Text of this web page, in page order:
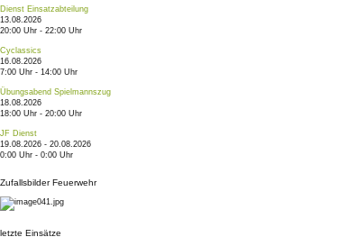
Dienst Einsatzabteilung
13.08.2026
20:00 Uhr - 22:00 Uhr
Cyclassics
16.08.2026
7:00 Uhr - 14:00 Uhr
Übungsabend Spielmannszug
18.08.2026
18:00 Uhr - 20:00 Uhr
JF Dienst
19.08.2026 - 20.08.2026
0:00 Uhr - 0:00 Uhr
Zufallsbilder Feuerwehr
letzte Einsätze